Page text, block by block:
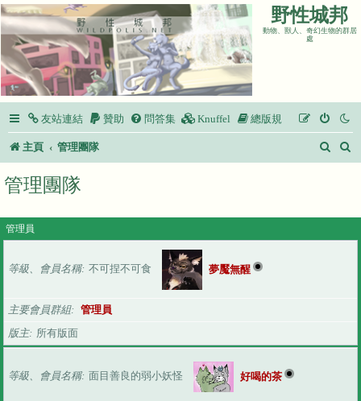
野性城邦
動物、獸人、奇幻生物的群居
處
友站連結 贊助 問答集 Knuffel 總版規
主頁 管理團隊
搜
管理團隊
管理員
等級、會員名稱 不可捏不可食 夢魘無醒
主要會員群組
管理員
版主
所有版面
等級、會員名稱 面目善良的弱小妖怪 好喝的茶